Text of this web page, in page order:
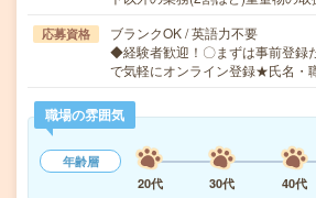
応募資格
ブランクOK / 英語力不要
◆経験者歓迎！〇まずは事前登録
で気軽にオンライン登録★氏名・
職場の雰囲気
年齢層
20代
30代 40代